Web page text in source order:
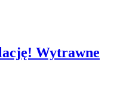
Wytrawne